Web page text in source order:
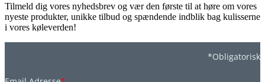
Tilmeld dig vores nyhedsbrev og vær den første til at høre om vores
nyeste produkter, unikke tilbud og spændende indblik bag kulisserne
i vores køleverden!
*Obligatorisk